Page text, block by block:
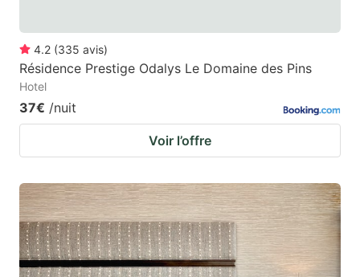
4.2 (335 avis)
Résidence Prestige Odalys Le Domaine des Pins
Hotel
37€ /nuit
Voir l’offre